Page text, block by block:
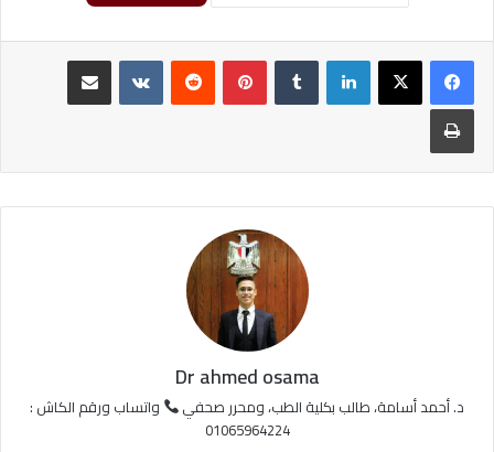
لينكدإن بينتيريست
طباعة
Dr ahmed osama
د. أحمد أسامة، طالب بكلية الطب، ومحرر صحفي
واتساب ورقم الكاش :
01065964224